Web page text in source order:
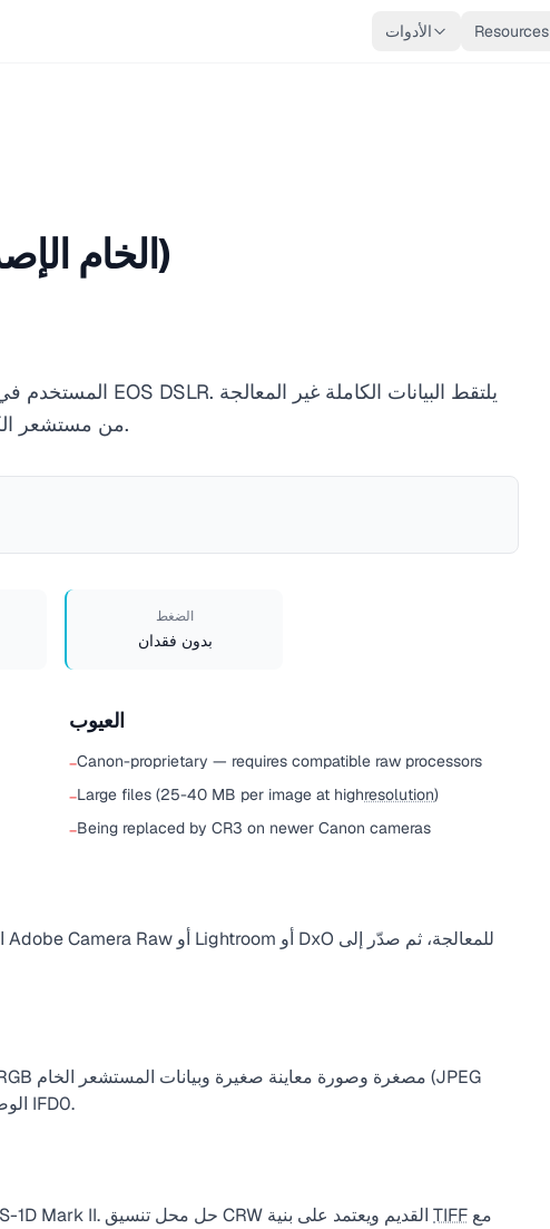
الأدوات Resources
CR2 (صورة Canon الخام الإصدار 2)
من مستشعر الكاميرا — مما يتيح مرونة قصوى في التعديل اللاحق.
الضغط
بدون فقدان
العيوب
−Canon-proprietary — requires compatible raw processors
−Large files (25-40 MB per image at highresolution)
−Being replaced by CR3 on newer Canon cameras
الوصفية في IFD0.
TIFF